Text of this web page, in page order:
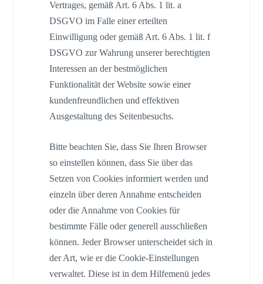
Vertrages, gemäß Art. 6 Abs. 1 lit. a
DSGVO im Falle einer erteilten
Einwilligung oder gemäß Art. 6 Abs. 1 lit. f
DSGVO zur Wahrung unserer berechtigten
Interessen an der bestmöglichen
Funktionalität der Website sowie einer
kundenfreundlichen und effektiven
Ausgestaltung des Seitenbesuchs.
Bitte beachten Sie, dass Sie Ihren Browser
so einstellen können, dass Sie über das
Setzen von Cookies informiert werden und
einzeln über deren Annahme entscheiden
oder die Annahme von Cookies für
bestimmte Fälle oder generell ausschließen
können. Jeder Browser unterscheidet sich in
der Art, wie er die Cookie-Einstellungen
verwaltet. Diese ist in dem Hilfemenü jedes